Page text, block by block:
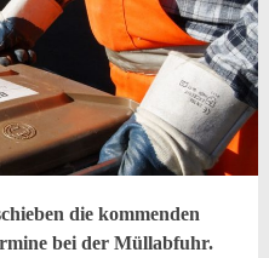
die kommenden
bei der Müllabfuhr.